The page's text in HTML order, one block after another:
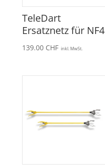
TeleDart
Ersatznetz für NF4
139.00 CHF inkl. MwSt.